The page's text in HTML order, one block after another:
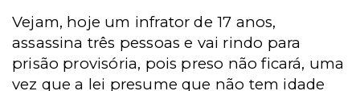
Vejam, hoje um infrator de 17 anos,
assassina três pessoas e vai rindo para
prisão provisória, pois preso não ficará, uma
vez que a lei presume que não tem idade